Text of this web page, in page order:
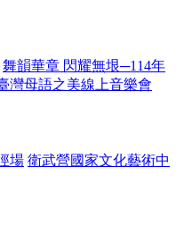
舞韻華章 閃耀無垠─114年
灣母語之美線上音樂會
場 衛武營國家文化藝術中